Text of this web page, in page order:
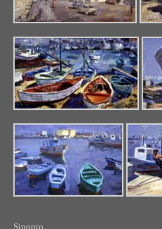
Siponto